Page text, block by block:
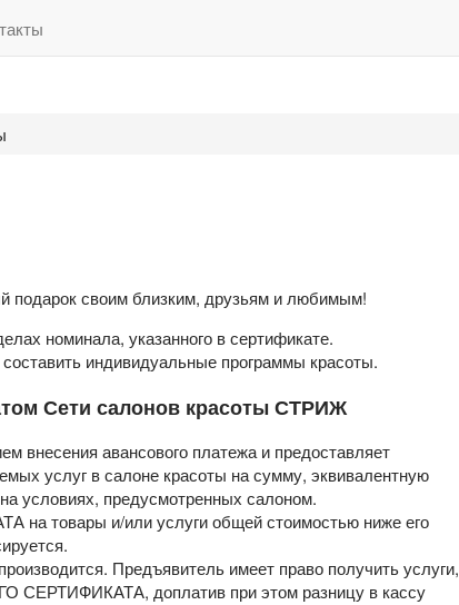
своим близким, друзьям и любимым!
номинала, указанного в сертификате.
индивидуальные программы красоты.
Сети салонов красоты СТРИЖ
авансового платежа и предоставляет
услуг в салоне красоты на сумму, эквивалентную
условиях, предусмотренных салоном.
товары и/или услуги общей стоимостью ниже его
Предъявитель имеет право получить услуги,
СЕРТИФИКАТА, доплатив при этом разницу в кассу